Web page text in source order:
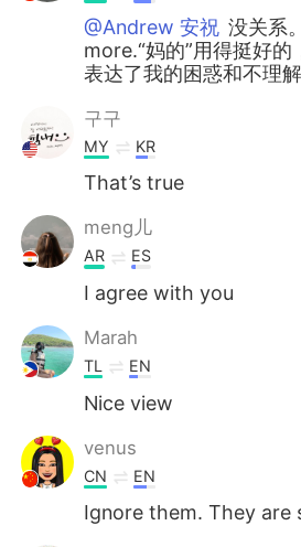
@Andrew 安祝 没关系
more.“妈的”用得挺好
表达了我的困惑和不理解
구구
MY KR
That’s true
meng儿
AR ES
I agree with you
Marah
TL EN
Nice view
venus
CN EN
Ignore them. They are